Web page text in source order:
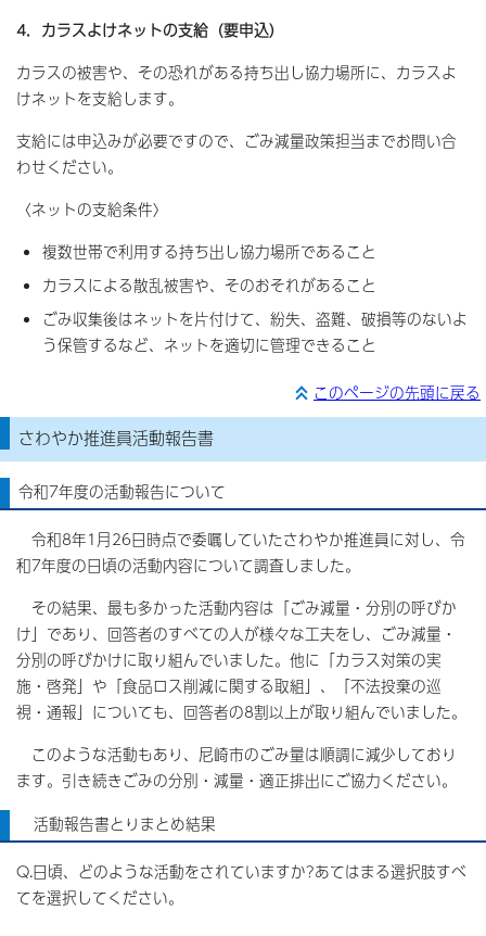
4．カラスよけネットの支給（要申込）
カラスの被害や、その恐れがある持ち出し協力場所に、カラスよ
けネットを支給します。
支給には申込みが必要ですので、ごみ減量政策担当までお問い合
わせください。
〈ネットの支給条件〉
複数世帯で利用する持ち出し協力場所であること
カラスによる散乱被害や、そのおそれがあること
ごみ収集後はネットを片付けて、紛失、盗難、破損等のないよ
う保管するなど、ネットを適切に管理できること
このページの先頭に戻る
さわやか推進員活動報告書
令和7年度の活動報告について
令和8年1月26日時点で委嘱していたさわやか推進員に対し、令
和7年度の日頃の活動内容について調査しました。
その結果、最も多かった活動内容は「ごみ減量・分別の呼びか
け」であり、回答者のすべての人が様々な工夫をし、ごみ減量・
分別の呼びかけに取り組んでいました。他に「カラス対策の実
施・啓発」や「食品ロス削減に関する取組」、「不法投棄の巡
視・通報」についても、回答者の8割以上が取り組んでいました。
このような活動もあり、尼崎市のごみ量は順調に減少しており
ます。引き続きごみの分別・減量・適正排出にご協力ください。
活動報告書とりまとめ結果
Q.日頃、どのような活動をされていますか?あてはまる選択肢すべ
てを選択してください。